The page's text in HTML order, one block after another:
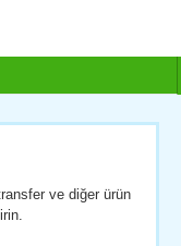
ve diğer ürün